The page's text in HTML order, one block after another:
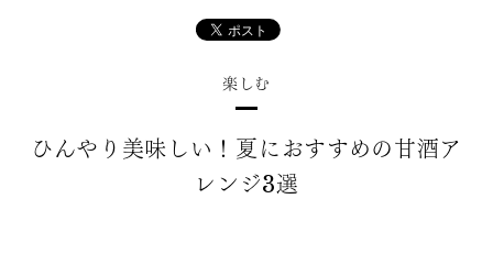
楽しむ
ひんやり美味しい！夏におすすめの甘酒ア
レンジ3選